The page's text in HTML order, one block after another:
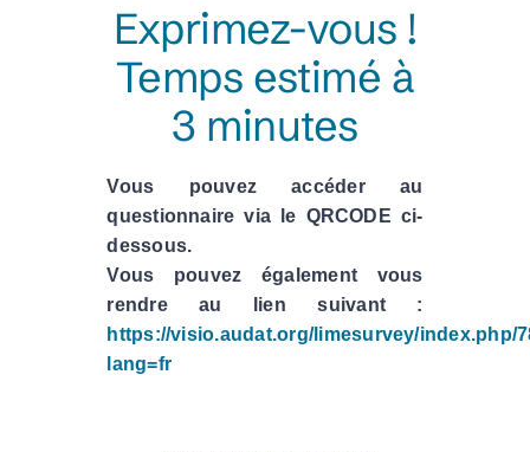
Exprimez-vous !
Temps estimé à
3 minutes
Vous pouvez accéder au
questionnaire via le QRCODE ci-
dessous.
Vous pouvez également vous
rendre au lien suivant :
https://visio.audat.org/limesurvey/index.php/
lang=fr